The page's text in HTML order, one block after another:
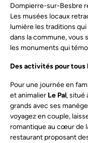
Dompierre-sur-Besbre
Les musées locaux
lumière les traditions qui
dans la commune, vous
les monuments qui
Des activités pour tous
Pour une journée en
et animalier Le Pal, situé
grands avec ses
voyagez en couple,
romantique au cœur de
restaurant proposant